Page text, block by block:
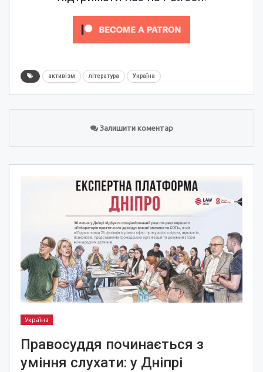
активізм література Україна
Залишити коментар
Україна
Правосуддя починається з
уміння слухати: у Дніпрі